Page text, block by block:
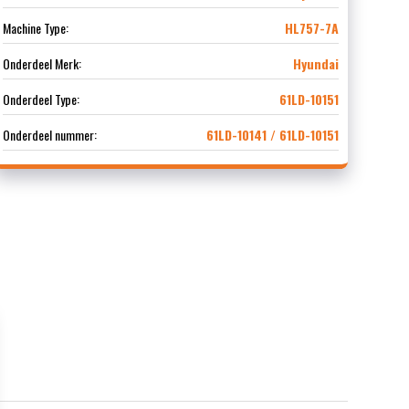
Machine Type:
HL757-7A
Onderdeel Merk:
Hyundai
Onderdeel Type:
61LD-10151
Onderdeel nummer:
61LD-10141 / 61LD-10151